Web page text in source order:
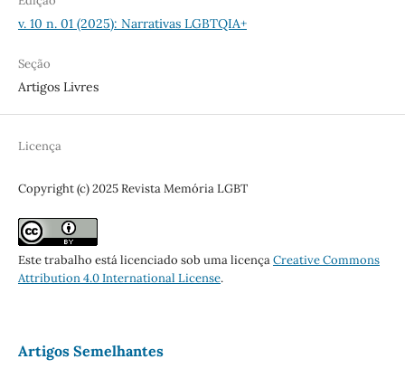
v. 10 n. 01 (2025): Narrativas LGBTQIA+
Seção
Artigos Livres
Licença
Copyright (c) 2025 Revista Memória LGBT
Este trabalho está licenciado sob uma licençaCreative Commons
Attribution 4.0 International License.
Artigos Semelhantes